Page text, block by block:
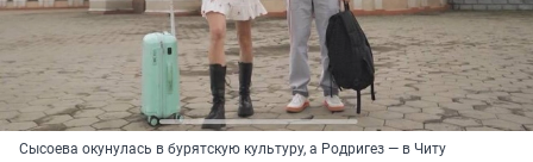
Сысоева окунулась в бурятскую культуру, а Родригез — в Читу